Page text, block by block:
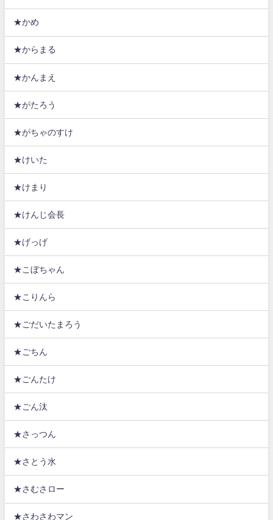
★かめ
★からまる
★かんまえ
★がたろう
★がちゃのすけ
★けいた
★けまり
★けんじ会長
★げっげ
★こぼちゃん
★こりんら
★ごだいたまろう
★ごちん
★ごんたけ
★ごん汰
★さっつん
★さとう水
★さむさロー
★さわさわマン